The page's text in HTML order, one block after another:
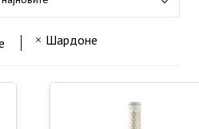
43
7 Шардоне